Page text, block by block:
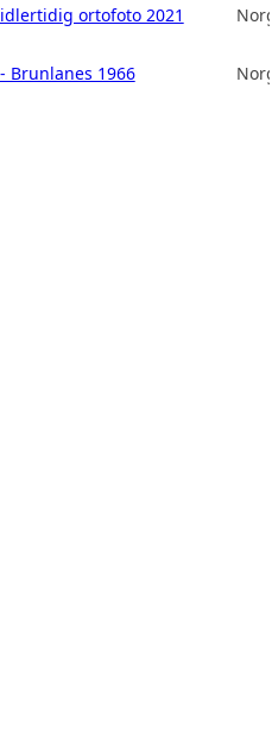
ortofoto 2021
Brunlanes 1966